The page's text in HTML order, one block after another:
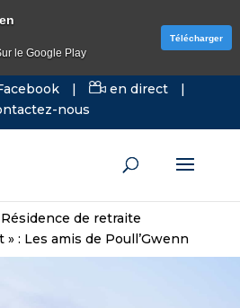
| en direct
|
nous
Résidence de retraite
: Les amis de Poull’Gwenn
le Google Play
Télécharger